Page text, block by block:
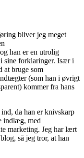
bliver jeg meget
han er en utrolig
sine forklaringer. Især i
at bruge som
(som han i øvrigt
kommer fra hans
da han er knivskarp
indlæg, med
marketing. Jeg har lært
så jeg tror, at han